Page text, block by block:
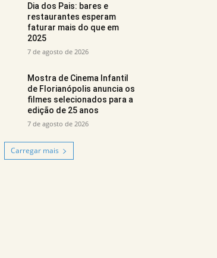
Dia dos Pais: bares e
restaurantes esperam
faturar mais do que em
2025
7 de agosto de 2026
Mostra de Cinema Infantil
de Florianópolis anuncia os
filmes selecionados para a
edição de 25 anos
7 de agosto de 2026
Carregar mais